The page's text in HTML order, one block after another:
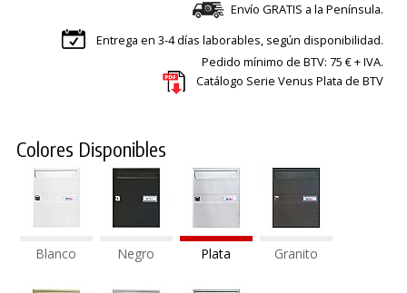
Envío GRATIS a la Península.
Entrega en 3-4 días laborables, según disponibilidad.
Pedido mínimo de BTV: 75 € + IVA.
Catálogo Serie Venus Plata de BTV
Colores Disponibles
Blanco Negro Plata Granito